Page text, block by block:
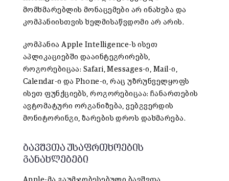
მომხმარებლის მონაცემები არ ინახება და
კომპანიისთვის ხელმისაწვდომი არ არის.
კომპანია Apple Intelligence-ს ისეთ
აპლიკაციებში დააინტეგრირებს,
როგორებიცაა: Safari, Messages-ი, Mail-ი,
Calendar-ი და Phone-ი, რაც უზრუნველყოფს
ისეთ ფუნქციებს, როგორებიცაა: ჩანართების
ავტომატური ორგანიზება, ვებგვერდის
მონიტორინგი, ზარების დროს დახმარება.
ბავშვთა უსაფრთხოების
განახლებები